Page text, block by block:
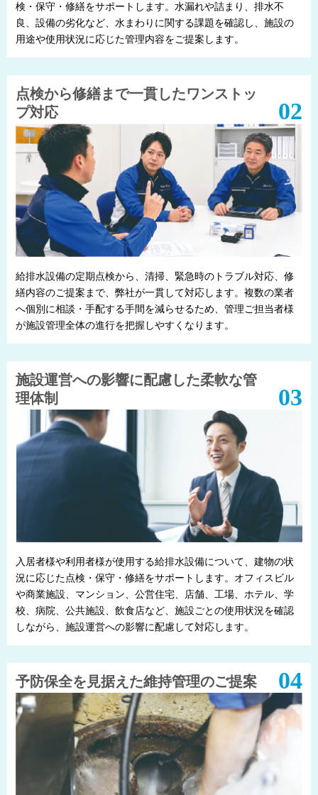
検・保守・修繕をサポートします。水漏れや詰まり、排水不
良、設備の劣化など、水まわりに関する課題を確認し、施設の
用途や使用状況に応じた管理内容をご提案します。
点検から修繕まで一貫したワンストッ
プ対応
給排水設備の定期点検から、清掃、緊急時のトラブル対応、修
繕内容のご提案まで、弊社が一貫して対応します。複数の業者
へ個別に相談・手配する手間を減らせるため、管理ご担当者様
が施設管理全体の進行を把握しやすくなります。
施設運営への影響に配慮した柔軟な管
理体制
入居者様や利用者様が使用する給排水設備について、建物の状
況に応じた点検・保守・修繕をサポートします。オフィスビル
や商業施設、マンション、公営住宅、店舗、工場、ホテル、学
校、病院、公共施設、飲食店など、施設ごとの使用状況を確認
しながら、施設運営への影響に配慮して対応します。
予防保全を見据えた維持管理のご提案